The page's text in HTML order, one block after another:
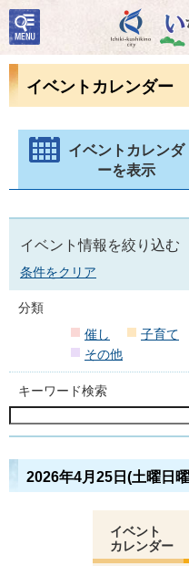
い
検
索・
共通
ューイベントカレンダー
イベントカレンダ
ーを表示
イベント情報を絞り込む
条件をクリア
分類
催し
子育て
その他
キーワード検索
2026年4月25日(土曜日
イベント
カレンダー